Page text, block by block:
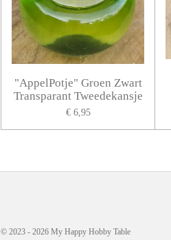
"AppelPotje" Groen Zwart
Transparant Tweedekansje
€ 6,95
© 2023 - 2026 My Happy Hobby Table